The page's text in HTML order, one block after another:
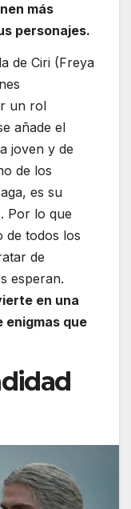
más
personajes.
de Ciri (Freya
un rol
añade el
joven y de
de los
es su
Por lo que
de todos los
de
esperan.
en una
enigmas que